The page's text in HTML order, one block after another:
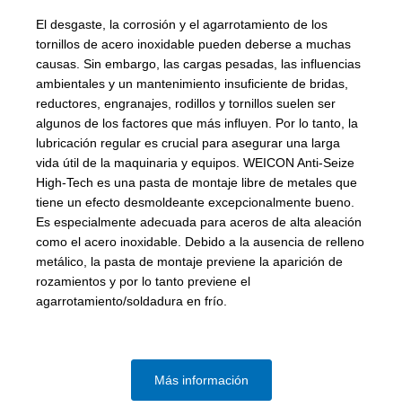
El desgaste, la corrosión y el agarrotamiento de los
tornillos de acero inoxidable pueden deberse a muchas
causas. Sin embargo, las cargas pesadas, las influencias
ambientales y un mantenimiento insuficiente de bridas,
reductores, engranajes, rodillos y tornillos suelen ser
algunos de los factores que más influyen. Por lo tanto, la
lubricación regular es crucial para asegurar una larga
vida útil de la maquinaria y equipos. WEICON Anti-Seize
High-Tech es una pasta de montaje libre de metales que
tiene un efecto desmoldeante excepcionalmente bueno.
Es especialmente adecuada para aceros de alta aleación
como el acero inoxidable. Debido a la ausencia de relleno
metálico, la pasta de montaje previene la aparición de
rozamientos y por lo tanto previene el
agarrotamiento/soldadura en frío.
Más información